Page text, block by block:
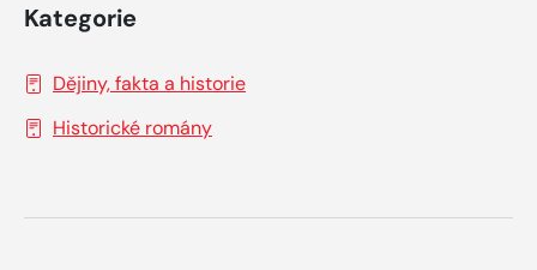
Kategorie
Dějiny, fakta a historie
Historické romány